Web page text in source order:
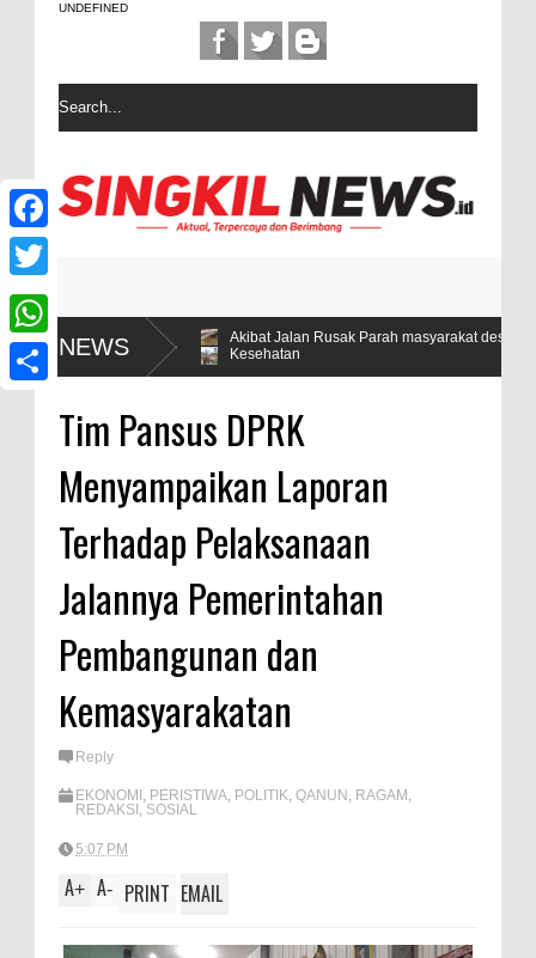
UNDEFINED
NEWSAkibat Jalan Rusak Parah masyarakat desa Sintuban Makmur
Kesehatan
Tim Pansus DPRK
Menyampaikan Laporan
Terhadap Pelaksanaan
Jalannya Pemerintahan
Pembangunan dan
Kemasyarakatan
Reply
EKONOMI , PERISTIWA, POLITIK, QANUN , RAGAM ,
REDAKSI , SOSIAL
5:07 PM
A+ A- PRINT EMAIL
F
c
e
T
w
W
h